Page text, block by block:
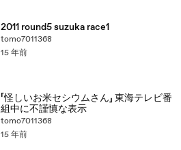
2011 round5 suzuka race1
tomo7011368
15 年前
「怪しいお米セシウムさん」 東海テレビ番
組中に不謹慎な表示
tomo7011368
15 年前